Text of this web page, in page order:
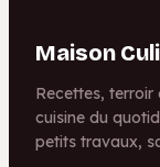
Maison
Recettes, terroir
cuisine du
petits travaux,